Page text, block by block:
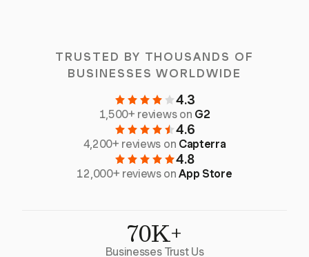
TRUSTED BY THOUSANDS OF
BUSINESSES WORLDWIDE
4.3
1,500+ reviews on G2
4.6
4,200+ reviews on Capterra
4.8
12,000+ reviews onApp Store
70K+
Businesses Trust Us